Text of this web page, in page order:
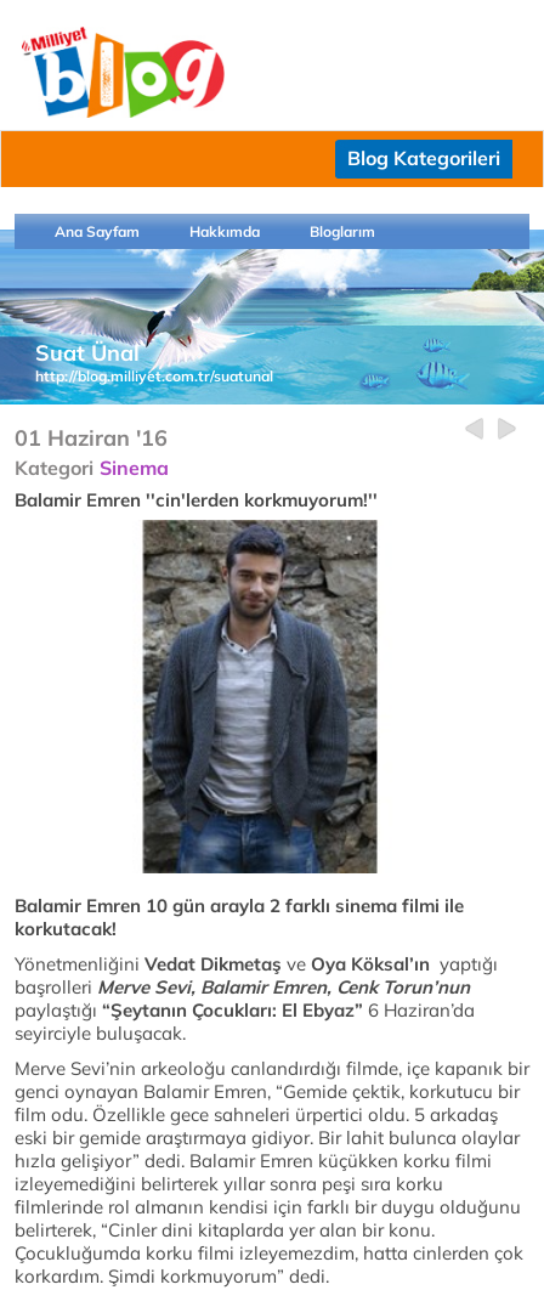
Blog Kategorileri
Ana Sayfam Hakkımda Bloglarım
Suat Ünal
http://blog.milliyet.com.tr/suatunal
01 Haziran '16
Kategori Sinema
Balamir Emren ''cin'lerden korkmuyorum!''
Balamir Emren 10 gün arayla 2 farklı sinema filmi ile
korkutacak!
Yönetmenliğini Vedat Dikmetaş ve Oya Köksal’ın yaptığı
başrolleri Merve Sevi, Balamir Emren, Cenk Torun’nun
paylaştığı “Şeytanın Çocukları: El Ebyaz” 6 Haziran’da
seyirciyle buluşacak.
Merve Sevi’nin arkeoloğu canlandırdığı filmde, içe kapanık bir
genci oynayan Balamir Emren, “Gemide çektik, korkutucu bir
film odu. Özellikle gece sahneleri ürpertici oldu. 5 arkadaş
eski bir gemide araştırmaya gidiyor. Bir lahit bulunca olaylar
hızla gelişiyor” dedi. Balamir Emren küçükken korku filmi
izleyemediğini belirterek yıllar sonra peşi sıra korku
filmlerinde rol almanın kendisi için farklı bir duygu olduğunu
belirterek, “Cinler dini kitaplarda yer alan bir konu.
Çocukluğumda korku filmi izleyemezdim, hatta cinlerden çok
korkardım. Şimdi korkmuyorum” dedi.